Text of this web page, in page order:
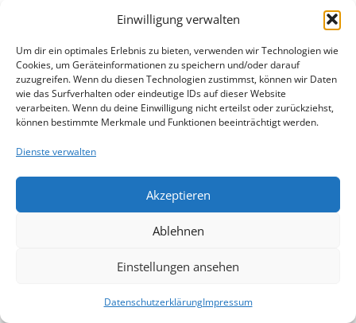
Einwilligung verwalten
Um dir ein optimales Erlebnis zu bieten, verwenden wir Technologien wie
Cookies, um Geräteinformationen zu speichern und/oder darauf
zuzugreifen. Wenn du diesen Technologien zustimmst, können wir Daten
wie das Surfverhalten oder eindeutige IDs auf dieser Website
verarbeiten. Wenn du deine Einwilligung nicht erteilst oder zurückziehst,
können bestimmte Merkmale und Funktionen beeinträchtigt werden.
Dienste verwalten
Akzeptieren
Ablehnen
Einstellungen ansehen
DatenschutzerklärungImpressum